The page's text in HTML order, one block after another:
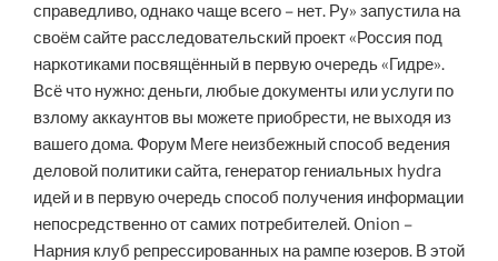
справедливо, однако чаще всего – нет. Ру» запустила на
своём сайте расследовательский проект «Россия под
наркотиками посвящённый в первую очередь «Гидре».
Всё что нужно: деньги, любые документы или услуги по
взлому аккаунтов вы можете приобрести, не выходя из
вашего дома. Форум Меге неизбежный способ ведения
деловой политики сайта, генератор гениальных hydra
идей и в первую очередь способ получения информации
непосредственно от самих потребителей. Onion –
Нарния клуб репрессированных на рампе юзеров. В этой